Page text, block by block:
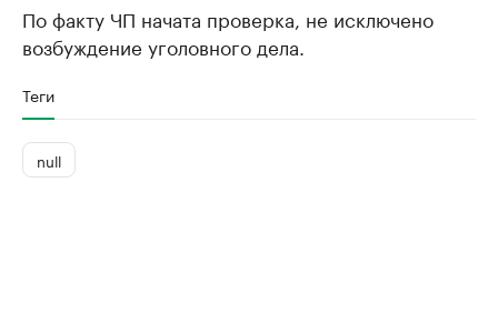
По факту ЧП начата проверка, не исключено
возбуждение уголовного дела.
Теги
null